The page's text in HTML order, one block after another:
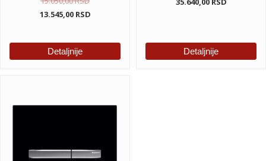
13.545,00 RSD
Detaljnije Detaljnije